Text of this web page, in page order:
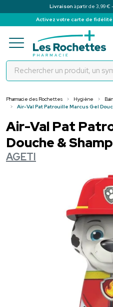
Livraison à partir de 3,99 € -
Activez votre carte de
Pharmacie des Rochettes Hygiène
Air-Val Pat Patrouille Marcus Gel
Air-Val Pat
Douche &
AGETI